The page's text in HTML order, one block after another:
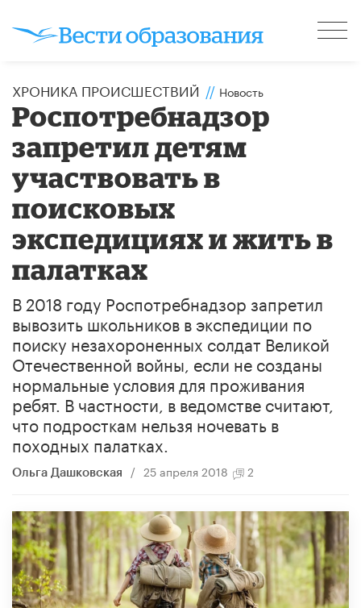
ХРОНИКА ПРОИСШЕСТВИЙ // Новость
Роспотребнадзор
запретил детям
участвовать в
поисковых
экспедициях и жить в
палатках
​В 2018 году Роспотребнадзор запретил
вывозить школьников в экспедиции по
поиску незахороненных солдат Великой
Отечественной войны, если не созданы
нормальные условия для проживания
ребят. В частности, в ведомстве считают,
что подросткам нельзя ночевать в
походных палатках.
Ольга Дашковская / 25 апреля 2018 2